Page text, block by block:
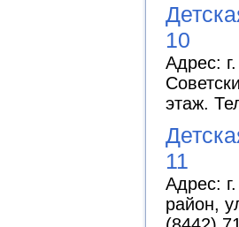
10
Адрес:
этаж.
11
Адрес:
район,